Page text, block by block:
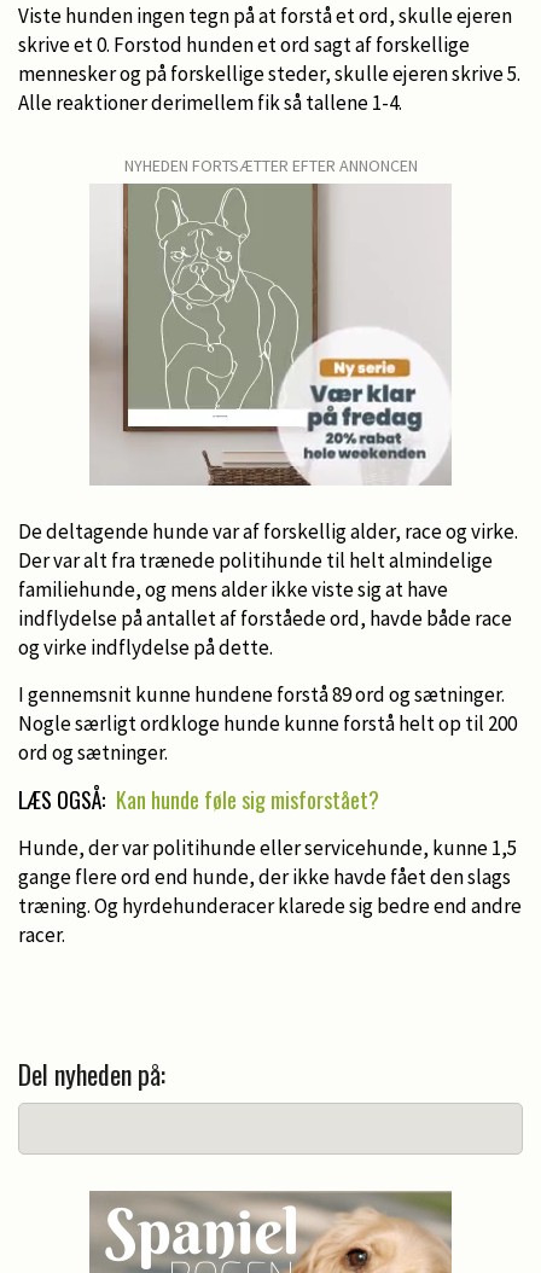
Viste hunden ingen tegn på at forstå et ord, skulle ejeren
skrive et 0. Forstod hunden et ord sagt af forskellige
mennesker og på forskellige steder, skulle ejeren skrive 5.
Alle reaktioner derimellem fik så tallene 1-4.
NYHEDEN FORTSÆTTER EFTER ANNONCEN
De deltagende hunde var af forskellig alder, race og virke.
Der var alt fra trænede politihunde til helt almindelige
familiehunde, og mens alder ikke viste sig at have
indflydelse på antallet af forståede ord, havde både race
og virke indflydelse på dette.
I gennemsnit kunne hundene forstå 89 ord og sætninger.
Nogle særligt ordkloge hunde kunne forstå helt op til 200
ord og sætninger.
LÆS OGSÅ: Kan hunde føle sig misforstået?
Hunde, der var politihunde eller servicehunde, kunne 1,5
gange flere ord end hunde, der ikke havde fået den slags
træning. Og hyrdehunderacer klarede sig bedre end andre
racer.
Del nyheden på: